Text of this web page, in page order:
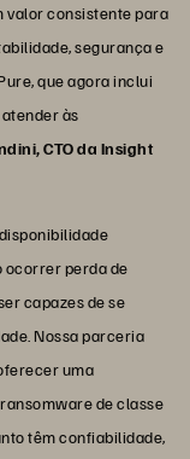
valor consistente para
segurança e
que agora inclui
às
CTO da Insight
ocorrer perda de
capazes de se
Nossa parceria
uma
de classe
têm confiabilidade,